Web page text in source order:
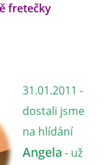
fretečky
31.01.2011 -
dostali jsme
na hlídání
Angela - už